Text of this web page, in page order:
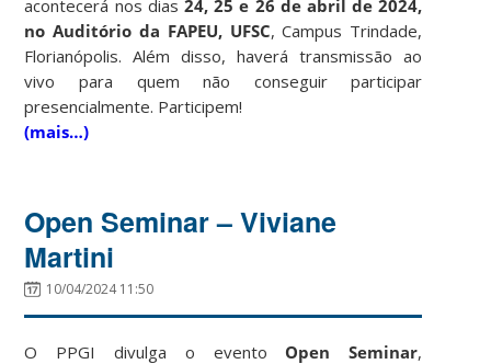
acontecerá nos dias 24, 25 e 26 de abril de 2024,
no Auditório da FAPEU, UFSC, Campus Trindade,
Florianópolis. Além disso, haverá transmissão ao
vivo para quem não conseguir participar
presencialmente. Participem!
(mais…)
Open Seminar – Viviane
Martini
10/04/2024 11:50
O PPGI divulga o evento Open Seminar,